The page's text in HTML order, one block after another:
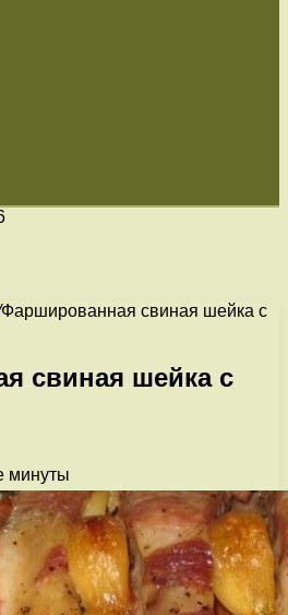
Фаршированная свиная шейка с
свиная шейка с
минуты